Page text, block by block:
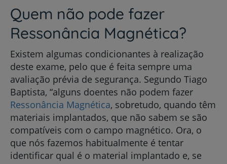
Quem não pode fazer
Ressonância Magnética?
Existem algumas condicionantes à realização
deste exame, pelo que é feita sempre uma
avaliação prévia de segurança. Segundo Tiago
Baptista, “alguns doentes não podem fazer
Ressonância Magnética, sobretudo, quando têm
materiais implantados, que não sabem se são
compatíveis com o campo magnético. Ora, o
que nós fazemos habitualmente é tentar
identificar qual é o material implantado e, se